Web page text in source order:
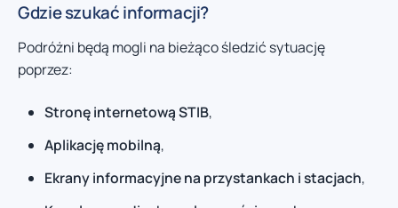
Gdzie szukać informacji?
Podróżni będą mogli na bieżąco śledzić sytuację
poprzez:
Stronę internetową STIB,
Aplikację mobilną,
Ekrany informacyjne na przystankach i stacjach,